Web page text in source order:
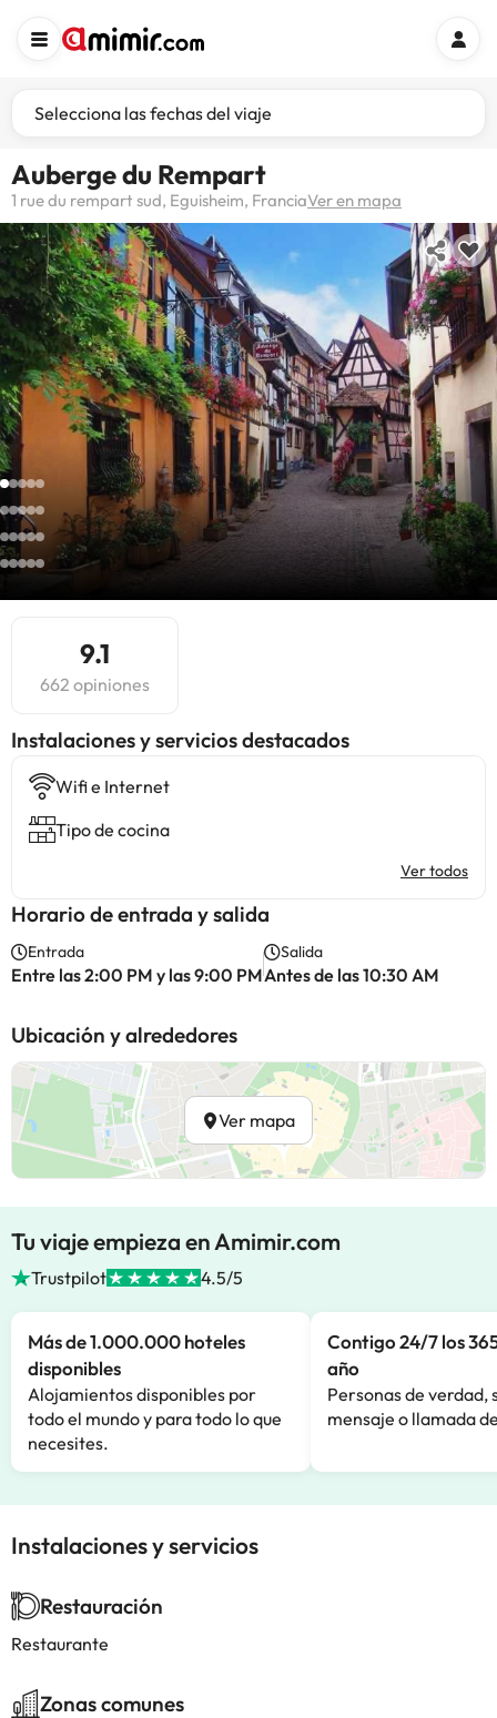
Selecciona las fechas del viaje
Auberge du Rempart
1 rue du rempart sud, Eguisheim, FranciaVer en mapa
9.1
662 opiniones
Instalaciones y servicios destacados
Wifi e Internet
Tipo de cocina
Ver todos
Horario de entrada y salida
Entrada
Entre las 2:00 PM y las 9:00 PM
Salida
Antes de las 10:30 AM
Ubicación y alrededores
Ver mapa
Tu viaje empieza en Amimir.com
Trustpilot 4.5/5
Más de 1.000.000 hoteles
disponibles
Alojamientos disponibles por
todo el mundo y para todo lo que
necesites.
Contigo 24/7 los
año
Personas de verdad,
mensaje o llamada
Instalaciones y servicios
Restauración
Restaurante
Zonas comunes